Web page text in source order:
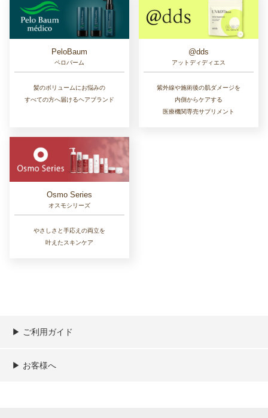
PeloBaum
ペロバーム
髪のボリュームにお悩みの
すべての方へ届けるヘアブランド
@dds
アットディディエス
紫外線や施術後の肌ダメージを
内側からケアする
医療機関専売サプリメント
Osmo Series
オスモシリーズ
やさしさと手応えの両立を
叶えたスキンケア
▶︎ ご利用ガイド
ご利用ガイド
決済／配送／送料について
取り扱い商品一覧
顧客情報の取扱について
特定商取引法の表記
▶︎ お客様へ